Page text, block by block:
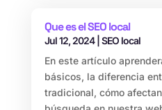
Que es el SEO local
Jul 12, 2024| SEO local
En este artículo
básicos, la diferencia
tradicional, cómo